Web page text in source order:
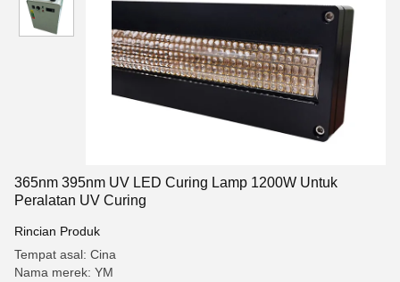
365nm 395nm UV LED Curing Lamp 1200W Untuk
Peralatan UV Curing
Rincian Produk
Tempat asal: Cina
Nama merek: YM